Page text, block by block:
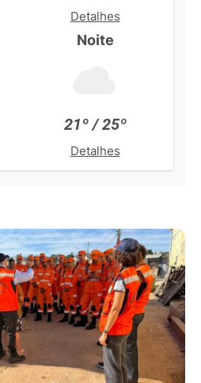
Detalhes
Noite
21º / 25º
Detalhes